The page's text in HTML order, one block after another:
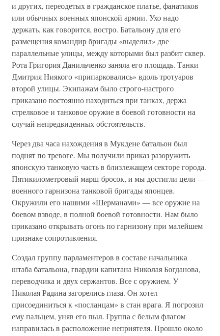
и других, переодетых в гражданское платье, фанатиков
или обычных военных японской армии. Ухо надо
держать, как говорится, востро. Батальону для его
размещения командир бригады «выделил» две
параллельные улицы, между которыми был разбит сквер.
Рота Григория Данильченко заняла его площадь. Танки
Дмитрия Ниякого «припарковались» вдоль тротуаров
второй улицы. Экипажам было строго-настрого
приказано постоянно находиться при танках, держа
стрелковое и танковое оружие в боевой готовности на
случай непредвиденных обстоятельств.
Через два часа нахождения в Мукдене батальон был
поднят по тревоге. Мы получили приказ разоружить
японскую танковую часть в близлежащем секторе города.
Пятикилометровый марш-бросок, и мы достигли цели —
военного гарнизона танковой бригады японцев.
Окружили его нашими «Шерманами» — все оружие на
боевом взводе, в полной боевой готовности. Нам было
приказано открывать огонь по гарнизону при малейшем
признаке сопротивления.
Создал группу парламентеров в составе начальника
штаба батальона, гвардии капитана Николая Богданова,
переводчика и двух сержантов. Все с оружием. У
Николая Радина загорелись глаза. Он хотел
присоединиться к «посланцам» в стан врага. Я погрозил
ему пальцем, уняв его пыл. Группа с белым флагом
направилась в расположение неприятеля. Прошло около